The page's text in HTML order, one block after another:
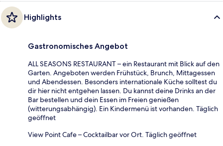
Highlights
Gastronomisches Angebot
ALL SEASONS RESTAURANT – ein Restaurant mit Blick auf den
Garten. Angeboten werden Frühstück, Brunch, Mittagessen
und Abendessen. Besonders internationale Küche solltest du
dir hier nicht entgehen lassen. Du kannst deine Drinks an der
Bar bestellen und dein Essen im Freien genießen
(witterungsabhängig). Ein Kindermenü ist vorhanden. Täglich
geöffnet
View Point Cafe – Cocktailbar vor Ort. Täglich geöffnet